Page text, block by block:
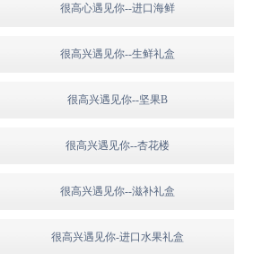
很高心遇见你--进口海鲜
很高兴遇见你--生鲜礼盒
很高兴遇见你--坚果B
很高兴遇见你--杏花楼
很高兴遇见你--滋补礼盒
很高兴遇见你-进口水果礼盒